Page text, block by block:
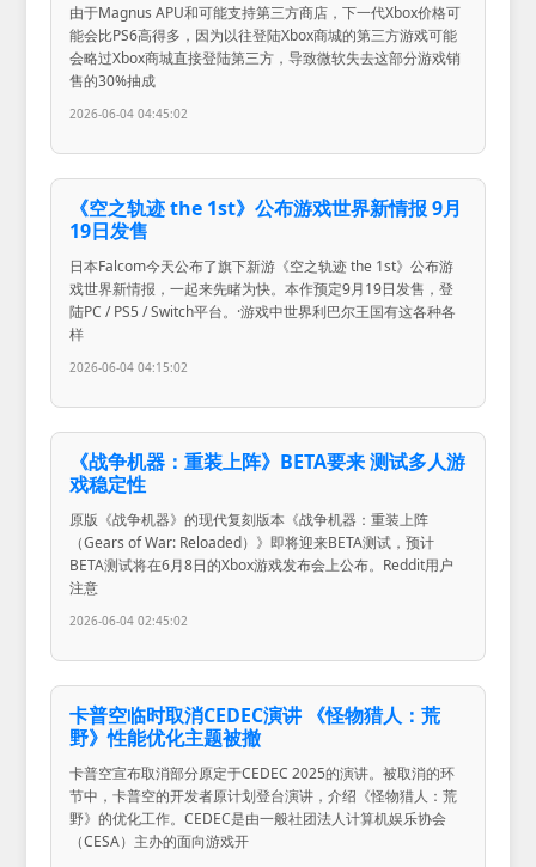
由于Magnus APU和可能支持第三方商店，下一代Xbox价格可
能会比PS6高得多，因为以往登陆Xbox商城的第三方游戏可能
会略过Xbox商城直接登陆第三方，导致微软失去这部分游戏销
售的30%抽成
2026-06-04 04:45:02
《空之轨迹 the 1st》公布游戏世界新情报 9月
19日发售
日本Falcom今天公布了旗下新游《空之轨迹 the 1st》公布游
戏世界新情报，一起来先睹为快。本作预定9月19日发售，登
陆PC / PS5 / Switch平台。·游戏中世界利巴尔王国有这各种各
样
2026-06-04 04:15:02
《战争机器：重装上阵》BETA要来 测试多人游
戏稳定性
原版《战争机器》的现代复刻版本《战争机器：重装上阵
（Gears of War: Reloaded）》即将迎来BETA测试，预计
BETA测试将在6月8日的Xbox游戏发布会上公布。Reddit用户
注意
2026-06-04 02:45:02
卡普空临时取消CEDEC演讲 《怪物猎人：荒
野》性能优化主题被撤
卡普空宣布取消部分原定于CEDEC 2025的演讲。被取消的环
节中，卡普空的开发者原计划登台演讲，介绍《怪物猎人：荒
野》的优化工作。CEDEC是由一般社团法人计算机娱乐协会
（CESA）主办的面向游戏开